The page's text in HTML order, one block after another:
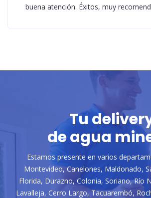
buena atención. Éxitos, muy
Tu
de agua
Estamos presente en varios
Montevideo, Canelones, Maldonado,
Florida, Durazno, Colonia, Soriano, Río
Lavalleja, Cerro Largo, Tacuarembó,